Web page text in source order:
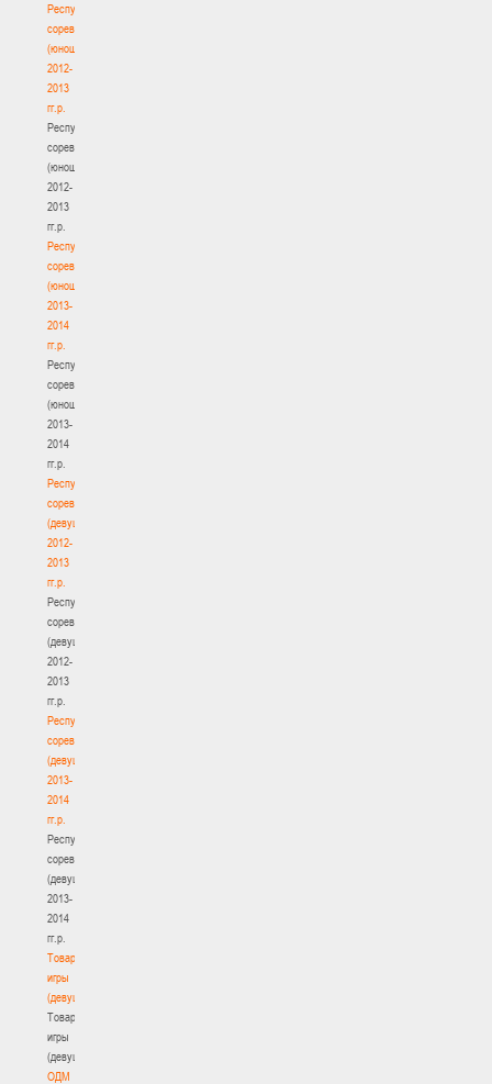
Республиканские
соревнования
(юноши)
2012-
2013
гг.р.
Республиканские
соревнования
(юноши)
2012-
2013
гг.р.
Республиканские
соревнования
(юноши)
2013-
2014
гг.р.
Республиканские
соревнования
(юноши)
2013-
2014
гг.р.
Республиканские
соревнования
(девушки)
2012-
2013
гг.р.
Республиканские
соревнования
(девушки)
2012-
2013
гг.р.
Республиканские
соревнования
(девушки)
2013-
2014
гг.р.
Республиканские
соревнования
(девушки)
2013-
2014
гг.р.
Товарищеские
игры
(девушки)
Товарищеские
игры
(девушки)
ОДМ